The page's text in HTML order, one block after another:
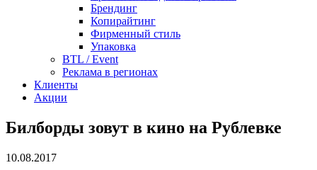
Брендинг
Копирайтинг
Фирменный стиль
Упаковка
BTL / Event
Реклама в регионах
Клиенты
Акции
Билборды зовут в кино на Рублевке
10.08.2017